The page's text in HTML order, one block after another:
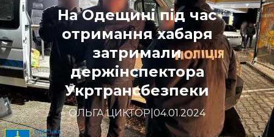
На Одещині під час
отримання хабаря
затримали
держінспектора
Укртрансбезпеки
ОЛЬГА ЦИКТОР 04.01.2024